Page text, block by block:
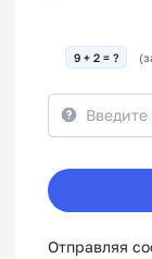
9 + 2 = ?
Отправляя